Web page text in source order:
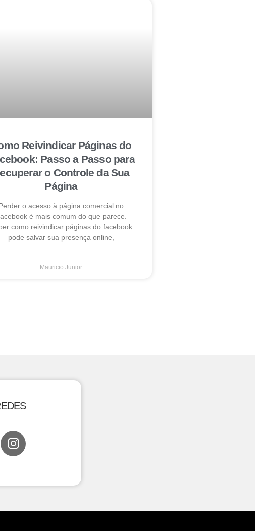
Reivindicar Páginas do
Passo a Passo para
o Controle da Sua
Página
o acesso à página comercial no
é mais comum do que parece.
como reivindicar páginas do facebook
pode salvar sua presença online,
Mauricio Junior